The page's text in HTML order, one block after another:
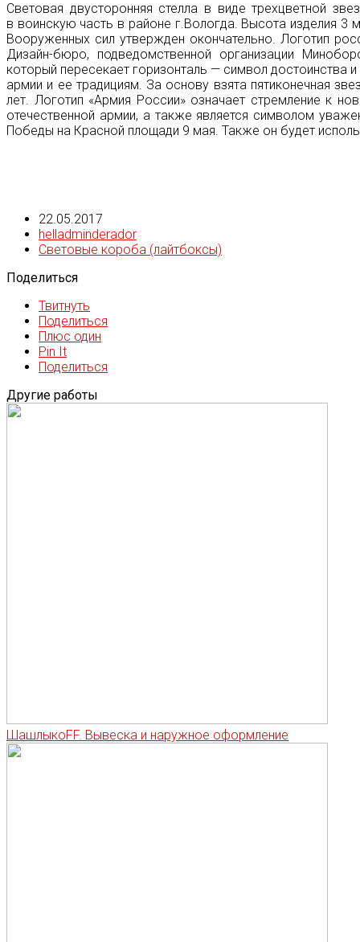
Световая двусторонняя стелла в виде трехцветной
в воинскую часть в районе г.Вологда. Высота изделия 3
Вооруженных сил утвержден окончательно. Логотип
Дизайн-бюро, подведомственной организации
который пересекает горизонталь — символ достоинства
армии и ее традициям. За основу взята пятиконечная
лет. Логотип «Армия России» означает стремление к
отечественной армии, а также является символом
Победы на Красной площади 9 мая. Также он будет
22.05.2017
helladminderador
Световые короба (лайтбоксы)
Поделиться
Твитнуть
Поделиться
Плюс один
Pin It
Поделиться
Другие работы
ШашлыкоFF. Вывеска и наружное оформление